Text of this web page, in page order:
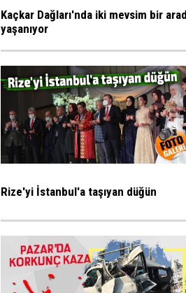
Kaçkar Dağları'nda iki mevsim bir
yaşanıyor
Rize'yi İstanbul'a taşıyan düğün